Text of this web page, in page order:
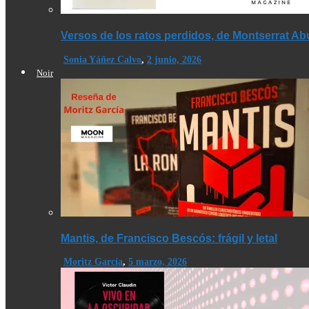
Versos de los ratos perdidos, de Montserrat
Sonia Yáñez Calvo, 2 junio, 2026
Noir
Mantis, de Francisco Bescós: frágil y letal
Moritz García, 5 marzo, 2026